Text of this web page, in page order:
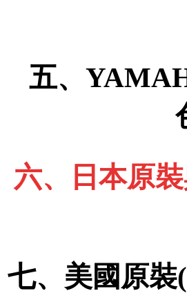
五、
六、日本原
七、美國原裝